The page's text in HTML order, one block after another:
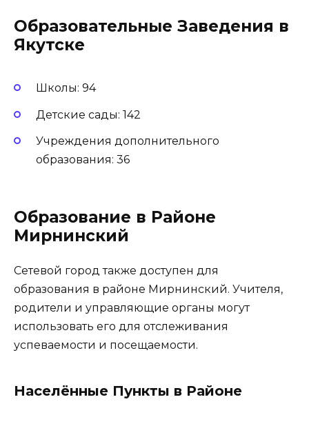
Образовательные Заведения в
Якутске
Школы: 94
Детские сады: 142
Учреждения дополнительного
образования: 36
Образование в Районе
Мирнинский
Сетевой город также доступен для
образования в районе Мирнинский. Учителя,
родители и управляющие органы могут
использовать его для отслеживания
успеваемости и посещаемости.
Населённые Пункты в Районе